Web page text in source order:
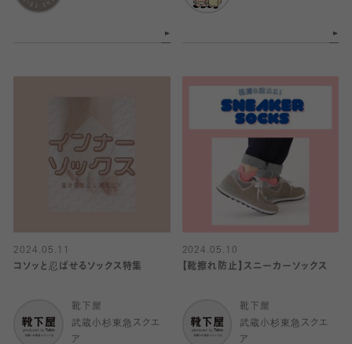
2024.05.11
コソッと忍ばせるソックス特集
靴下屋
武蔵小杉東急スクエ
ア
2024.05.10
【靴擦れ防止】スニーカーソックス
靴下屋
武蔵小杉東急スクエ
ア